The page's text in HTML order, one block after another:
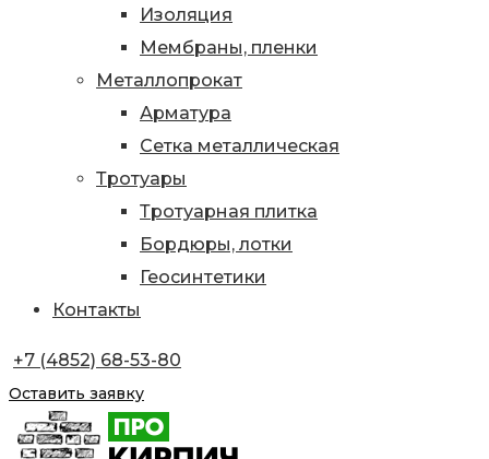
Изоляция
Мембраны, пленки
Металлопрокат
Арматура
Сетка металлическая
Тротуары
Тротуарная плитка
Бордюры, лотки
Геосинтетики
Контакты
+7 (4852) 68-53-80
Оставить заявку